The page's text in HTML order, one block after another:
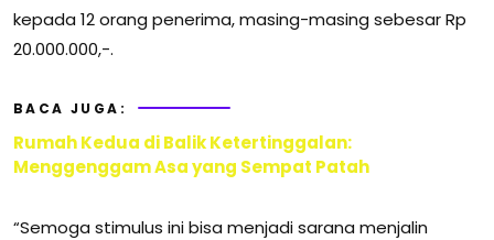
kepada 12 orang penerima, masing-masing sebesar Rp
20.000.000,-.
BACA JUGA:
Rumah Kedua di Balik Ketertinggalan:
Menggenggam Asa yang Sempat Patah
“Semoga stimulus ini bisa menjadi sarana menjalin